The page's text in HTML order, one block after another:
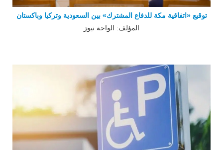
توقيع «اتفاقية مكة للدفاع المشترك» بين السعودية وتركيا وباكستان
المؤلف: الواحة نيوز